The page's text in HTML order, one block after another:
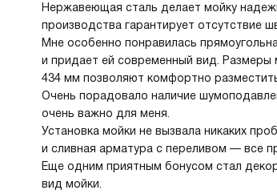
Нержавеющая сталь делает мойку
производства гарантирует отсутствие
Мне особенно понравилась
и придает ей современный вид.
434 мм позволяют комфортно
Очень порадовало наличие
очень важно для меня.
Установка мойки не вызвала никаких
и сливная арматура с переливом — все
Еще одним приятным бонусом стал
вид мойки.